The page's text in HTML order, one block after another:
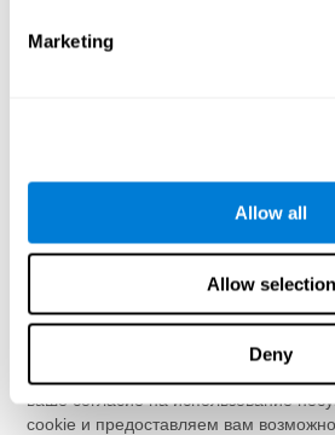
Marketing
Allow all
Allow selection
Deny
Обнаружение возможного
рисков и защита наших
Для получения дополнительной
7. Соответствие GDPR
управление файлами
Компания CogniFit соблюдает Общий
ваше согласие на использование
cookie и предоставляем вам